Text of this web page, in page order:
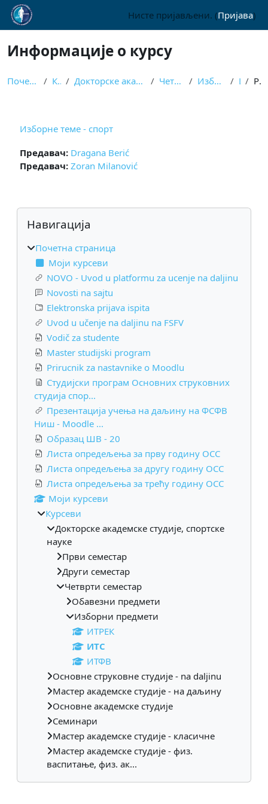
Иди на главни садржај
Нисте пријављени. (Пријава)
Информације о курсу
Почетна страница Курсеви Докторске академске студије, спортске науке Четврти семестар Изборни предмети ИТС Резиме
Изборне теме - спорт
Предавач: Dragana Berić
Предавач: Zoran Milanović
Блокови
Прескочи Навигација
Навигација
Почетна страница
Моји курсеви
NOVO - Uvod u platformu za ucenje na daljinu
Novosti na sajtu
Elektronska prijava ispita
Uvod u učenje na daljinu na FSFV
Vodič za studente
Master studijski program
Prirucnik za nastavnike o Moodlu
Студијски програм Основних струковних
студија спор...
Презентација учења на даљину на ФСФВ
Ниш - Moodle ...
Образац ШВ - 20
Листа опредељења за прву годину ОСС
Листа опредељења за другу годину ОСС
Листа опредељења за трећу годину ОСС
Моји курсеви
Курсеви
Докторске академске студије, спортске
науке
Први семестар
Други семестар
Четврти семестар
Обавезни предмети
Изборни предмети
ИТРЕК
ИТС
ИТФВ
Основне струковне студије - na daljinu
Мастер академске студије - на даљину
Основне академске студије
Семинари
Мастер академске студије - класичне
Мастер академске студије - физ.
васпитање, физ. ак...